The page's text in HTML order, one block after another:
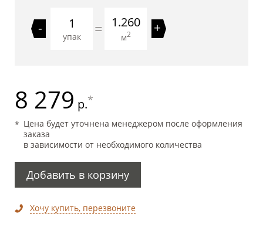
-
упак = 1.260
м2 +
8 279 р.*
Цена будет уточнена менеджером после оформления
заказа
в зависимости от необходимого количества
Добавить в корзину
Хочу купить, перезвоните